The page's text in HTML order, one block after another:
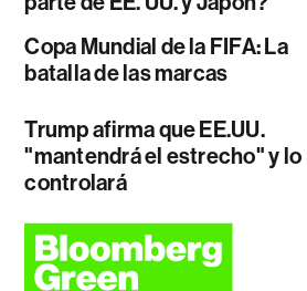
Copa Mundial de la FIFA: La
batalla de las marcas
Trump afirma que EE.UU.
"mantendrá el estrecho" y lo
controlará